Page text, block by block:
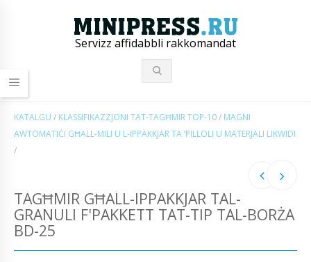
Servizz affidabbli rakkomandat
KATALGU / KLASSIFIKAZZJONI TAT-TAGĦMIR TOP-10/ MAGNI
AWTOMATIĊI GĦALL-MILI U L-IPPAKKJAR TA ’PILLOLI U MATERJALI LIKWIDI
/
TAGĦMIR GĦALL-IPPAKKJAR TAL-
GRANULI F'PAKKETT TAT-TIP TAL-BORŻA
BD-25